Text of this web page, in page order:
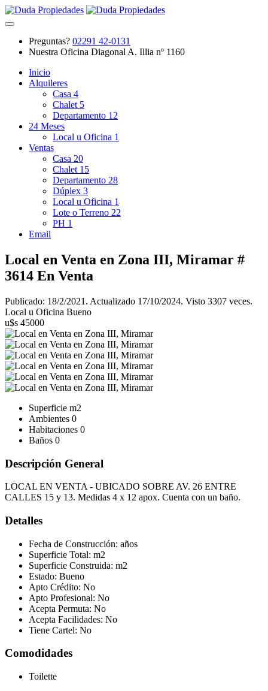
Preguntas? 02291 42-0131
Nuestra Oficina Diagonal A. Illia nº 1160
Inicio
Alquileres
Casa 4
Chalet 5
Departamento 12
24 Meses
Local u Oficina 1
Ventas
Casa 20
Chalet 15
Departamento 28
Dúplex 3
Local u Oficina 1
Lote o Terreno 22
PH 1
Email
Local en Venta en Zona III, Miramar #
3614 En Venta
Publicado: 18/2/2021. Actualizado 17/10/2024. Visto 3307 veces.
Local u Oficina Bueno
u$s 45000
Superficie m2
Ambientes 0
Habitaciones 0
Baños 0
Descripción General
LOCAL EN VENTA - UBICADO SOBRE AV. 26 ENTRE
CALLES 15 y 13. Medidas 4 x 12 apox. Cuenta con un baño.
Detalles
Fecha de Construcción: años
Superficie Total: m2
Superficie Construida: m2
Estado: Bueno
Apto Crédito: No
Apto Profesional: No
Acepta Permuta: No
Acepta Facilidades: No
Tiene Cartel: No
Comodidades
Toilette